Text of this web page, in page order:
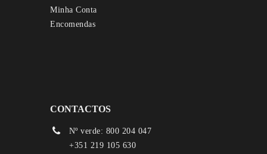
Minha Conta
Encomendas
CONTACTOS
Nº verde: 800 204 047
+351 219 105 630